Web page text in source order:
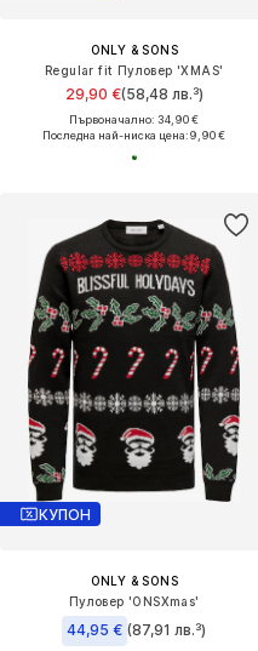
ONLY & SONS
Regular fit Пуловер 'XMAS'
29,90 €(58,48 лв.³)
Първоначално: 34,90 €
Последна най-ниска цена:9,90 €
КУПОН
ONLY & SONS
Пуловер 'ONSXmas'
44,95 € (87,91 лв.³)